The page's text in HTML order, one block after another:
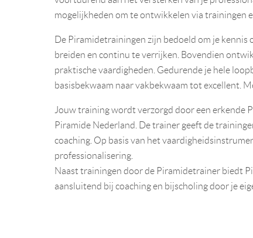
mogelijkheden om te ontwikkelen via trainingen
De Piramidetrainingen zijn bedoeld om je
breiden en continu te verrijken. Bovendien
praktische vaardigheden. Gedurende je hele
basisbekwaam naar vakbekwaam tot excellent.
Jouw training wordt verzorgd door een erkende
Piramide Nederland. De trainer geeft de
coaching. Op basis van het
professionalisering.
Naast trainingen door de Piramidetrainer biedt
aansluitend bij coaching en bijscholing door je